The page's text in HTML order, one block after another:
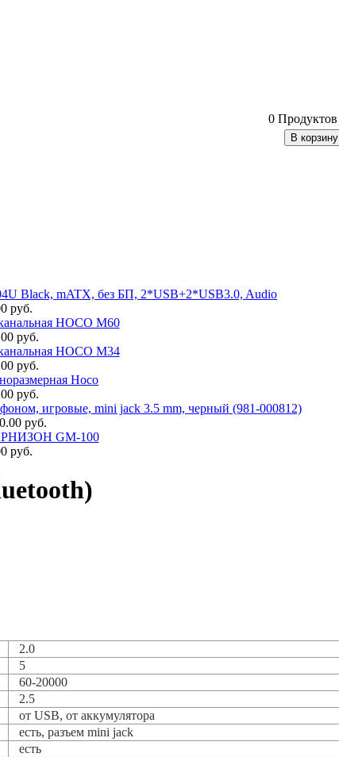
0 Продуктов
В корзину
Black, mATX, без БП, 2*USB+2*USB3.0, Audio
руб.
HOCO M60
руб.
HOCO M34
руб.
Hoco
руб.
игровые, mini jack 3.5 mm, черный (981-000812)
руб.
GM-100
руб.
2.0
5
60-20000
2.5
от USB, от аккумулятора
есть, разъем mini jack
есть